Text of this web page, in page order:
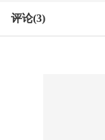
评论(3)